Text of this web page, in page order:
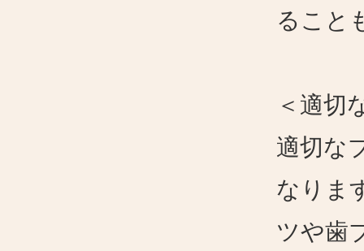
ること
＜適切
適切な
なりま
ツや歯